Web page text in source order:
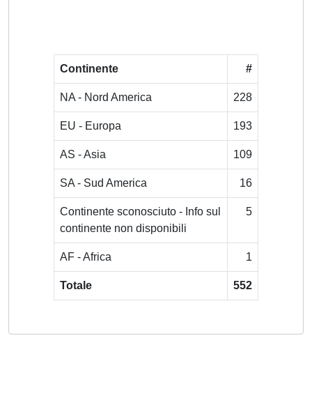
Continente #
NA - Nord America 228
EU - Europa 193
AS - Asia 109
SA - Sud America 16
Continente sconosciuto - Info sul
continente non disponibili
5
AF - Africa 1
Totale 552